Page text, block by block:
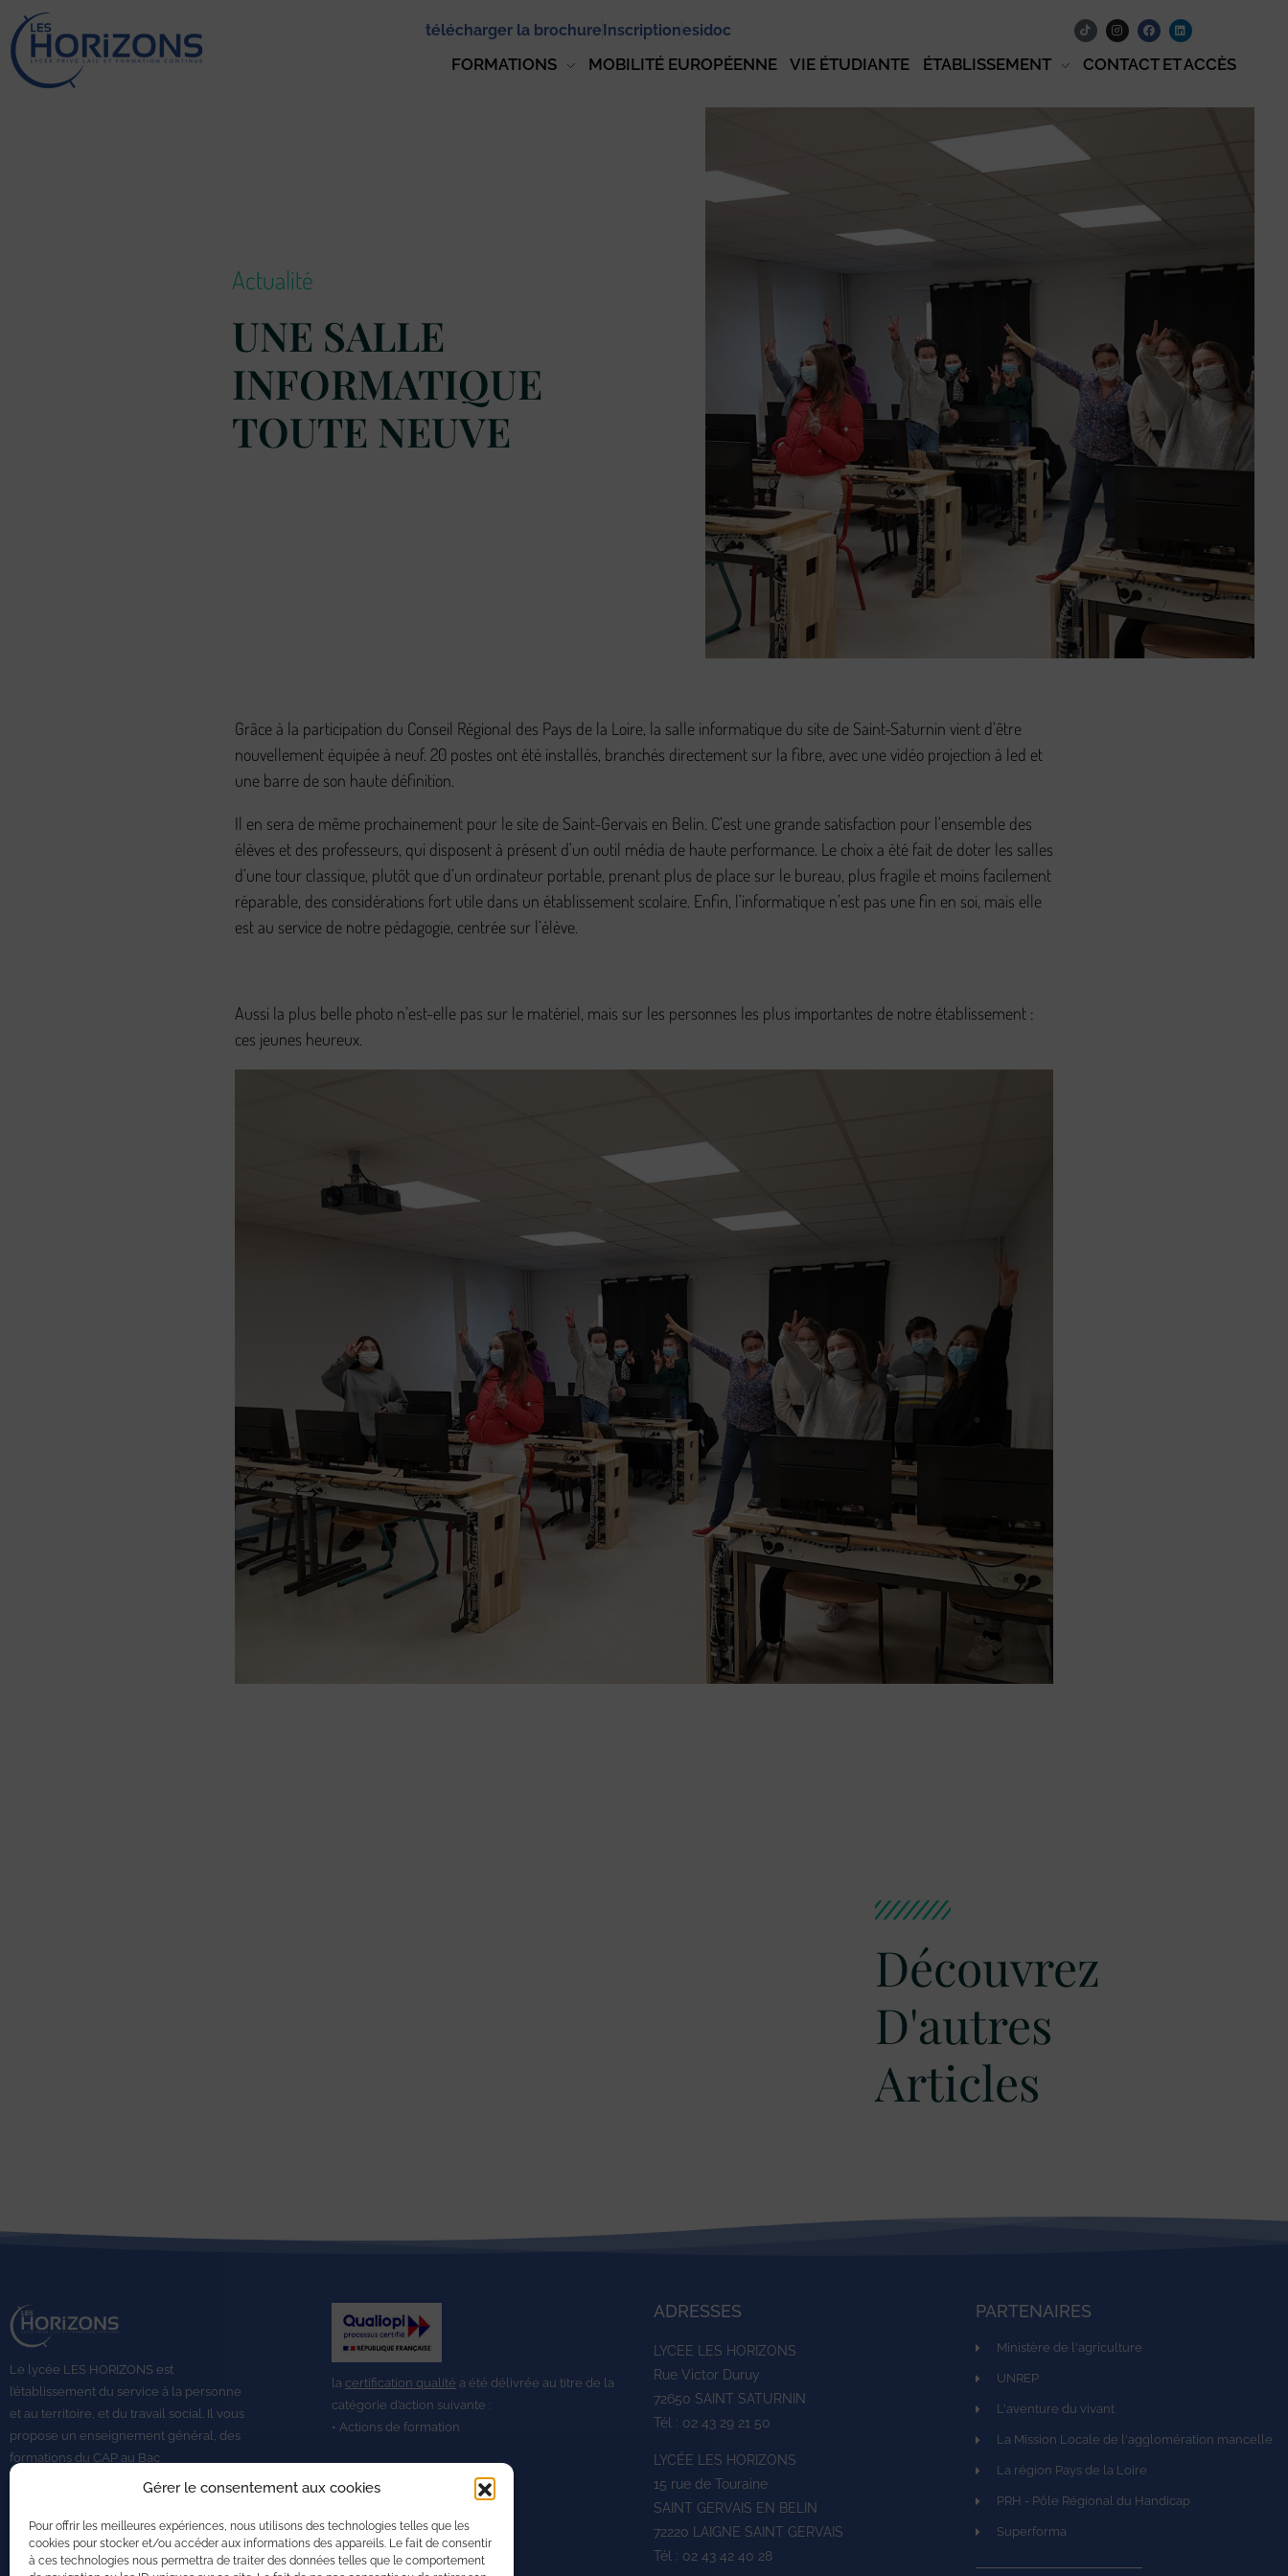
Gérer le consentement aux cookies
Pour offrir les meilleures expériences, nous utilisons des technologies telles que les
cookies pour stocker et/ou accéder aux informations des appareils. Le fait de consentir
à ces technologies nous permettra de traiter des données telles que le comportement
télécharger la brochureInscriptionesidoc
FORMATIONS MOBILITÉ EUROPÉENNE VIE ÉTUDIANTE ÉTABLISSEMENT CONTACT ET ACCÈS
Actualité
UNE SALLE
INFORMATIQUE
TOUTE NEUVE
Grâce à la participation du Conseil Régional des Pays de la Loire, la salle informatique du site de Saint-Saturnin vient d’être
nouvellement équipée à neuf. 20 postes ont été installés, branchés directement sur la fibre, avec une vidéo projection à led et
une barre de son haute définition.
Il en sera de même prochainement pour le site de Saint-Gervais en Belin. C’est une grande satisfaction pour l’ensemble des
élèves et des professeurs, qui disposent à présent d’un outil média de haute performance. Le choix a été fait de doter les salles
d’une tour classique, plutôt que d’un ordinateur portable, prenant plus de place sur le bureau, plus fragile et moins facilement
réparable, des considérations fort utile dans un établissement scolaire. Enfin, l’informatique n’est pas une fin en soi, mais elle
est au service de notre pédagogie, centrée sur l’élève.
Aussi la plus belle photo n’est-elle pas sur le matériel, mais sur les personnes les plus importantes de notre établissement :
ces jeunes heureux.
Découvrez
D'autres
Articles
Le lycée LES HORIZONS est
l’établissement du service à la personne
et au territoire, et du travail social. Il vous
propose un enseignement général, des
formations du CAP au Bac
BTS A DATR.
la certification qualité a été délivrée au titre de la
catégorie d’action suivante :
• Actions de formation
ADRESSES
LYCEE LES HORIZONS
Rue Victor Duruy
72650 SAINT SATURNIN
Tél : 02 43 29 21 50
LYCÉE LES HORIZONS
15 rue de Touraine
SAINT GERVAIS EN BELIN
72220 LAIGNE SAINT GERVAIS
Tél : 02 43 42 40 28
PARTENAIRES
Ministère de l'agriculture
UNREP
L'aventure du vivant
La Mission Locale de l'agglomération mancelle
La région Pays de la Loire
PRH - Pôle Régional du Handicap
Superforma